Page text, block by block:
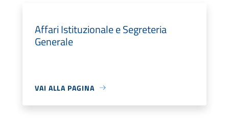
Affari Istituzionale e Segreteria
Generale
VAI ALLA PAGINA